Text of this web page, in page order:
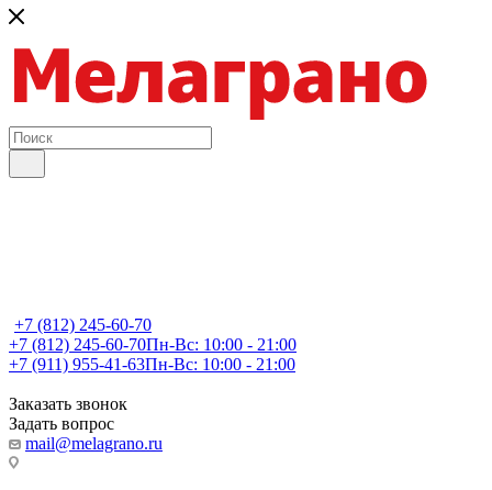
+7 (812) 245-60-70
+7 (812) 245-60-70Пн-Вс: 10:00 - 21:00
+7 (911) 955-41-63Пн-Вс: 10:00 - 21:00
Заказать звонок
Задать вопрос
mail@melagrano.ru